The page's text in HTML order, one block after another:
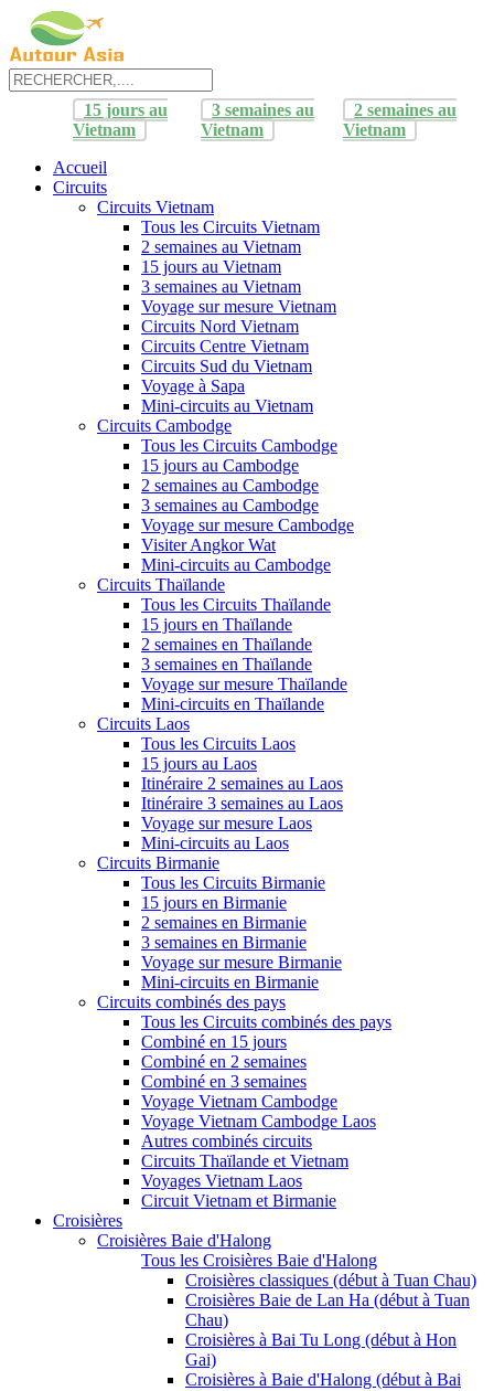
15 jours au
Vietnam
3 semaines au
Vietnam
2 semaines au
Vietnam
Accueil
Circuits
Circuits Vietnam
Tous les Circuits Vietnam
2 semaines au Vietnam
15 jours au Vietnam
3 semaines au Vietnam
Voyage sur mesure Vietnam
Circuits Nord Vietnam
Circuits Centre Vietnam
Circuits Sud du Vietnam
Voyage à Sapa
Mini-circuits au Vietnam
Circuits Cambodge
Tous les Circuits Cambodge
15 jours au Cambodge
2 semaines au Cambodge
3 semaines au Cambodge
Voyage sur mesure Cambodge
Visiter Angkor Wat
Mini-circuits au Cambodge
Circuits Thaïlande
Tous les Circuits Thaïlande
15 jours en Thaïlande
2 semaines en Thaïlande
3 semaines en Thaïlande
Voyage sur mesure Thaïlande
Mini-circuits en Thaïlande
Circuits Laos
Tous les Circuits Laos
15 jours au Laos
Itinéraire 2 semaines au Laos
Itinéraire 3 semaines au Laos
Voyage sur mesure Laos
Mini-circuits au Laos
Circuits Birmanie
Tous les Circuits Birmanie
15 jours en Birmanie
2 semaines en Birmanie
3 semaines en Birmanie
Voyage sur mesure Birmanie
Mini-circuits en Birmanie
Circuits combinés des pays
Tous les Circuits combinés des pays
Combiné en 15 jours
Combiné en 2 semaines
Combiné en 3 semaines
Voyage Vietnam Cambodge
Voyage Vietnam Cambodge Laos
Autres combinés circuits
Circuits Thaïlande et Vietnam
Voyages Vietnam Laos
Circuit Vietnam et Birmanie
Croisières
Croisières Baie d'Halong
Tous les Croisières Baie d'Halong
Croisières classiques (début à Tuan Chau)
Croisières Baie de Lan Ha (début à Tuan
Chau)
Croisières à Bai Tu Long (début à Hon
Gai)
Croisières à Baie d'Halong (début à Bai